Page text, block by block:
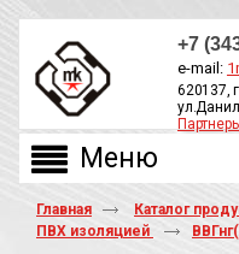
+7
e-mail:
620137,
Главная Каталог
ПВХ изоляцией